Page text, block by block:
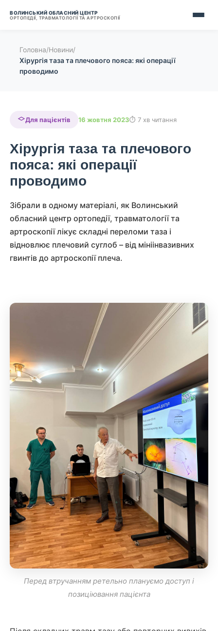
ВОЛИНСЬКИЙ ОБЛАСНИЙ ЦЕНТР
ОРТОПЕДІЇ, ТРАВМАТОЛОГІЇ ТА АРТРОСКОПІЇ
Головна/Новини/
Хірургія таза та плечового пояса: які операції
проводимо
Для пацієнтів 16 жовтня 2023 7 хв читання
Хірургія таза та плечового
пояса: які операції
проводимо
Зібрали в одному матеріалі, як Волинський
обласний центр ортопедії, травматології та
артроскопії лікує складні переломи таза і
відновлює плечовий суглоб – від мініінвазивних
гвинтів до артроскопії плеча.
Перед втручанням ретельно плануємо доступ і
позиціювання пацієнта